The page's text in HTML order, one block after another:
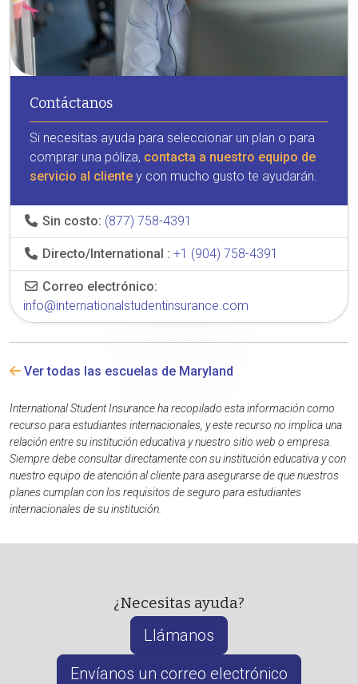
Contáctanos
Si necesitas ayuda para seleccionar un plan o para
comprar una póliza, contacta a nuestro equipo de
servicio al cliente y con mucho gusto te ayudarán.
Sin costo: (877) 758-4391
Directo/International : +1 (904) 758-4391
Correo electrónico:
info@internationalstudentinsurance.com
Ver todas las escuelas de Maryland
International Student Insurance ha recopilado esta información como
recurso para estudiantes internacionales, y este recurso no implica una
relación entre su institución educativa y nuestro sitio web o empresa.
Siempre debe consultar directamente con su institución educativa y con
nuestro equipo de atención al cliente para asegurarse de que nuestros
planes cumplan con los requisitos de seguro para estudiantes
internacionales de su institución.
¿Necesitas ayuda?
Llámanos
Envíanos un correo electrónico